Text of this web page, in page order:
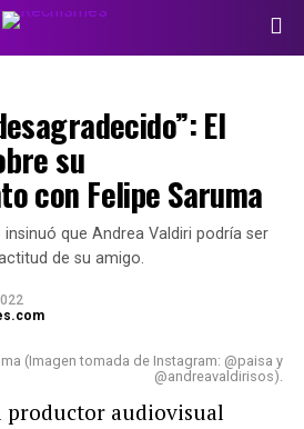
El
su
con Felipe Saruma
que Andrea Valdiri podría ser
de su amigo.
(Imagen tomada de Instagram: @paisa y
@andreavaldirisos).
productor audiovisual